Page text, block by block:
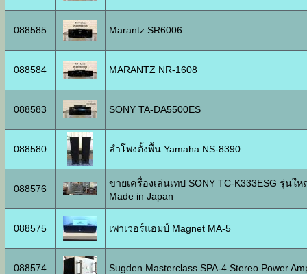
088585 Marantz SR6006
088584 MARANTZ NR-1608
088583 SONY TA-DA5500ES
088580 ลำโพงตั้งพื้น Yamaha NS-8390
088576
ขายเครื่องเล่นเทป SONY TC-K333ESG รุ่น
Made in Japan
088575 เพาเวอร์แอมป์ Magnet MA-5
088574 Sugden Masterclass SPA-4 Stereo Power